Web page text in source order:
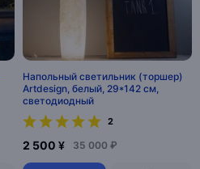
Напольный светильник (торшер)
Artdesign, белый, 29*142 см,
светодиодный
2
2 500 ¥ 35 000 ₽